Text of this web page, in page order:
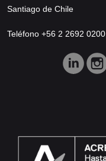
Santiago de Chile
Teléfono +56 2 2692 0200